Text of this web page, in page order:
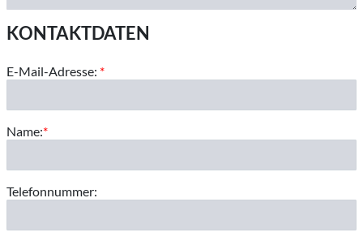
KONTAKTDATEN
E-Mail-Adresse: *
Name:*
Telefonnummer: